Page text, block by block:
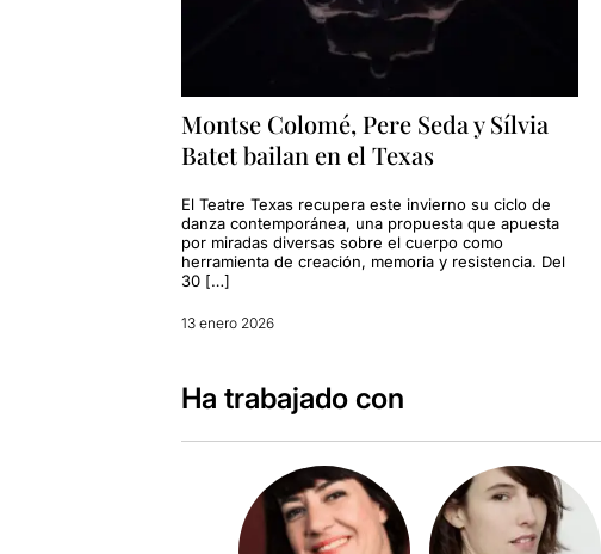
Montse Colomé, Pere Seda y Sílvia
Batet bailan en el Texas
El Teatre Texas recupera este invierno su ciclo de
danza contemporánea, una propuesta que apuesta
por miradas diversas sobre el cuerpo como
herramienta de creación, memoria y resistencia. Del
30 […]
13 enero 2026
Ha trabajado con